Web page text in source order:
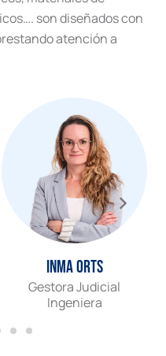
son diseñados con
atención a
Inma Orts
Gestora Judicial
Ingeniera